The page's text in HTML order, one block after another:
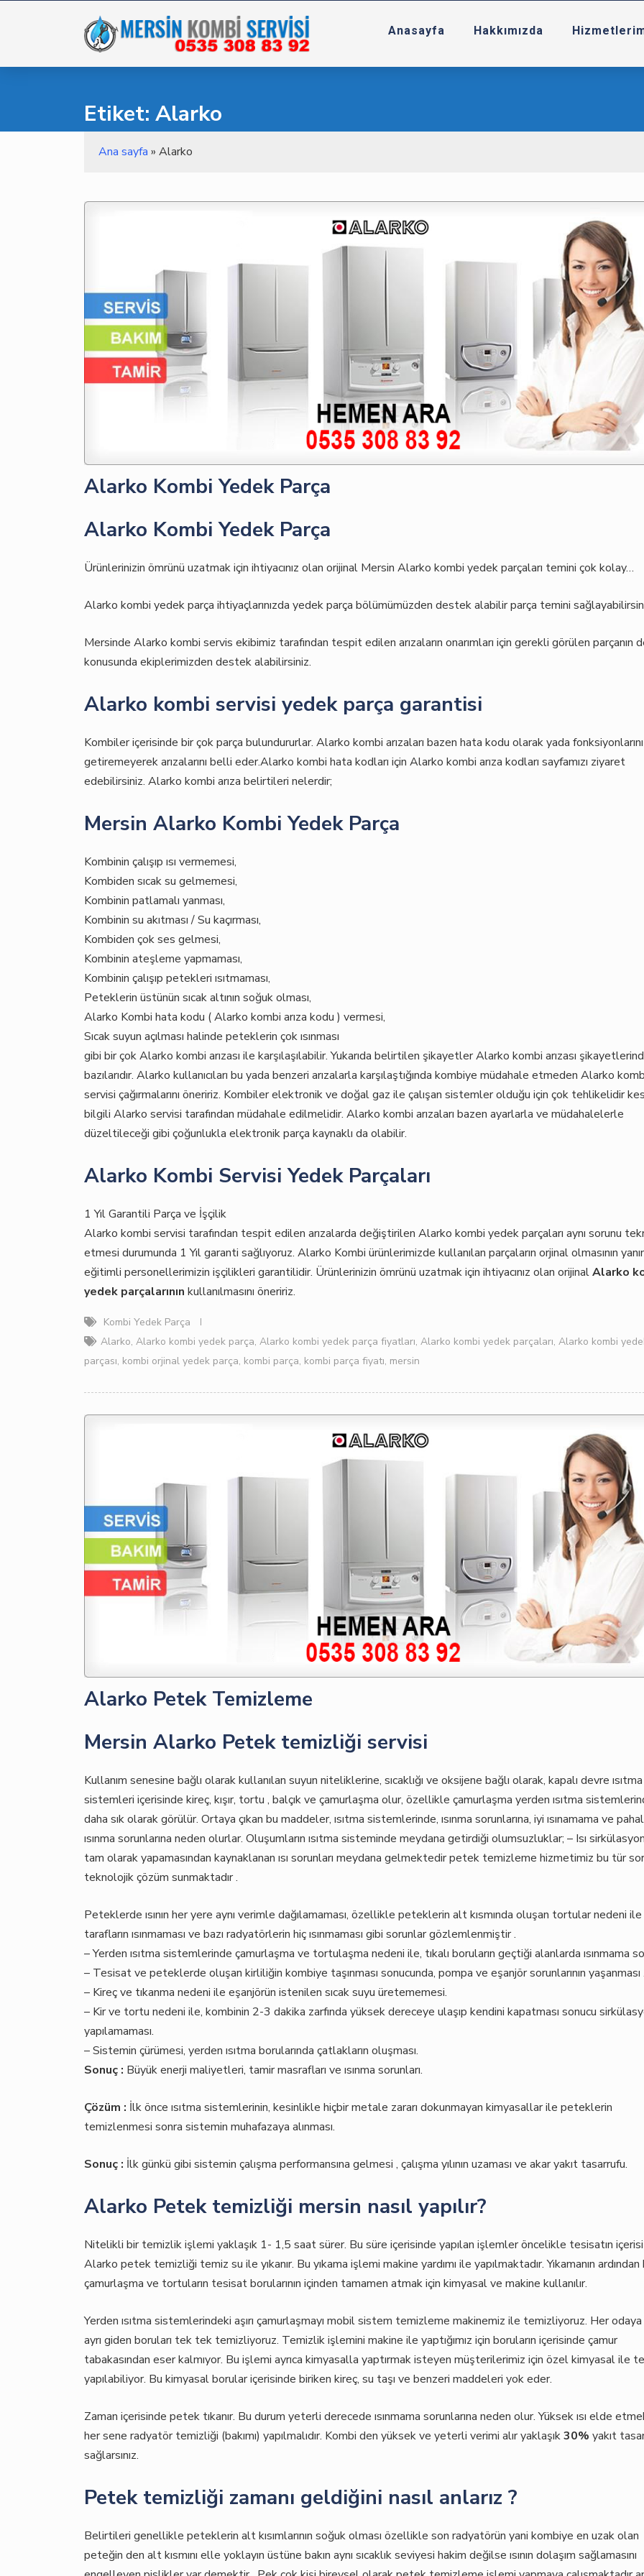
Anasayfa Hakkımızda
Etiket: Alarko
Ana sayfa » Alarko
Alarko Kombi Yedek Parça
Alarko Kombi Yedek Parça
Ürünlerinizin ömrünü uzatmak için ihtiyacınız olan orijinal Mersin Alarko kombi yedek parçaları temini çok kolay…
Alarko kombi yedek parça ihtiyaçlarınızda yedek parça bölümümüzden destek alabilir parça temini
Mersinde Alarko kombi servis ekibimiz tarafından tespit edilen arızaların onarımları için gerekli görülen parçanın
konusunda ekiplerimizden destek alabilirsiniz.
Alarko kombi servisi yedek parça garantisi
Kombiler içerisinde bir çok parça bulundururlar. Alarko kombi arızaları bazen hata kodu olarak yada
getiremeyerek arızalarını belli eder.Alarko kombi hata kodları için Alarko kombi arıza kodları sayfamızı ziyaret
edebilirsiniz. Alarko kombi arıza belirtileri nelerdir;
Mersin Alarko Kombi Yedek Parça
Kombinin çalışıp ısı vermemesi,
Kombiden sıcak su gelmemesi,
Kombinin patlamalı yanması,
Kombinin su akıtması / Su kaçırması,
Kombiden çok ses gelmesi,
Kombinin ateşleme yapmaması,
Kombinin çalışıp petekleri ısıtmaması,
Peteklerin üstünün sıcak altının soğuk olması,
Alarko Kombi hata kodu ( Alarko kombi arıza kodu ) vermesi,
Sıcak suyun açılması halinde peteklerin çok ısınması
gibi bir çok Alarko kombi arızası ile karşılaşılabilir. Yukarıda belirtilen şikayetler Alarko kombi arızası
bazılarıdır. Alarko kullanıcıları bu yada benzeri arızalarla karşılaştığında kombiye müdahale etmeden Alarko
servisi çağırmalarını öneririz. Kombiler elektronik ve doğal gaz ile çalışan sistemler olduğu için çok tehlikelidir
bilgili Alarko servisi tarafından müdahale edilmelidir. Alarko kombi arızaları bazen ayarlarla ve müdahalelerle
düzeltileceği gibi çoğunlukla elektronik parça kaynaklı da olabilir.
Alarko Kombi Servisi Yedek Parçaları
1 Yıl Garantili Parça ve İşçilik
Alarko kombi servisi tarafından tespit edilen arızalarda değiştirilen Alarko kombi yedek parçaları aynı sorunu
etmesi durumunda 1 Yıl garanti sağlıyoruz. Alarko Kombi ürünlerimizde kullanılan parçaların orjinal olmasının
eğitimli personellerimizin işçilikleri garantilidir. Ürünlerinizin ömrünü uzatmak için ihtiyacınız olan orijinalAlarko
yedek parçalarının kullanılmasını öneririz.
Kombi Yedek Parça
Alarko, Alarko kombi yedek parça, Alarko kombi yedek parça fiyatları, Alarko kombi yedek parçaları, Alarko kombi
parçası, kombi orjinal yedek parça, kombi parça, kombi parça fiyatı, mersin
Alarko Petek Temizleme
Mersin Alarko Petek temizliği servisi
Kullanım senesine bağlı olarak kullanılan suyun niteliklerine, sıcaklığı ve oksijene bağlı olarak, kapalı devre ısıtma
sistemleri içerisinde kireç, kışır, tortu , balçık ve çamurlaşma olur, özellikle çamurlaşma yerden ısıtma
daha sık olarak görülür. Ortaya çıkan bu maddeler, ısıtma sistemlerinde, ısınma sorunlarına, iyi ısınamama ve
ısınma sorunlarına neden olurlar. Oluşumların ısıtma sisteminde meydana getirdiği olumsuzluklar; – Isı
tam olarak yapamasından kaynaklanan ısı sorunları meydana gelmektedir petek temizleme hizmetimiz bu tür
teknolojik çözüm sunmaktadır .
Peteklerde ısının her yere aynı verimle dağılamaması, özellikle peteklerin alt kısmında oluşan tortular nedeni
tarafların ısınmaması ve bazı radyatörlerin hiç ısınmaması gibi sorunlar gözlemlenmiştir .
– Yerden ısıtma sistemlerinde çamurlaşma ve tortulaşma nedeni ile, tıkalı boruların geçtiği alanlarda ısınmama
– Tesisat ve peteklerde oluşan kirliliğin kombiye taşınması sonucunda, pompa ve eşanjör sorunlarının yaşanması
– Kireç ve tıkanma nedeni ile eşanjörün istenilen sıcak suyu üretememesi.
– Kir ve tortu nedeni ile, kombinin 2-3 dakika zarfında yüksek dereceye ulaşıp kendini kapatması sonucu
yapılamaması.
– Sistemin çürümesi, yerden ısıtma borularında çatlakların oluşması.
Sonuç : Büyük enerji maliyetleri, tamir masrafları ve ısınma sorunları.
Çözüm : İlk önce ısıtma sistemlerinin, kesinlikle hiçbir metale zararı dokunmayan kimyasallar ile peteklerin
temizlenmesi sonra sistemin muhafazaya alınması.
Sonuç : İlk günkü gibi sistemin çalışma performansına gelmesi , çalışma yılının uzaması ve akar yakıt tasarrufu.
Alarko Petek temizliği mersin nasıl yapılır?
Nitelikli bir temizlik işlemi yaklaşık 1- 1,5 saat sürer. Bu süre içerisinde yapılan işlemler öncelikle tesisatın içerisi
Alarko petek temizliği temiz su ile yıkanır. Bu yıkama işlemi makine yardımı ile yapılmaktadır. Yıkamanın ardından
çamurlaşma ve tortuların tesisat borularının içinden tamamen atmak için kimyasal ve makine kullanılır.
Yerden ısıtma sistemlerindeki aşırı çamurlaşmayı mobil sistem temizleme makinemiz ile temizliyoruz. Her odaya
ayrı giden boruları tek tek temizliyoruz. Temizlik işlemini makine ile yaptığımız için boruların içerisinde çamur
tabakasından eser kalmıyor. Bu işlemi ayrıca kimyasalla yaptırmak isteyen müşterilerimiz için özel kimyasal ile
yapılabiliyor. Bu kimyasal borular içerisinde biriken kireç, su taşı ve benzeri maddeleri yok eder.
Zaman içerisinde petek tıkanır. Bu durum yeterli derecede ısınmama sorunlarına neden olur. Yüksek ısı elde
her sene radyatör temizliği (bakımı) yapılmalıdır. Kombi den yüksek ve yeterli verimi alır yaklaşık30% yakıt
sağlarsınız.
Petek temizliği zamanı geldiğini nasıl anlarız ?
Belirtileri genellikle peteklerin alt kısımlarının soğuk olması özellikle son radyatörün yani kombiye en uzak olan
peteğin den alt kısmını elle yoklayın üstüne bakın aynı sıcaklık seviyesi hakim değilse ısının dolaşım sağlamasını